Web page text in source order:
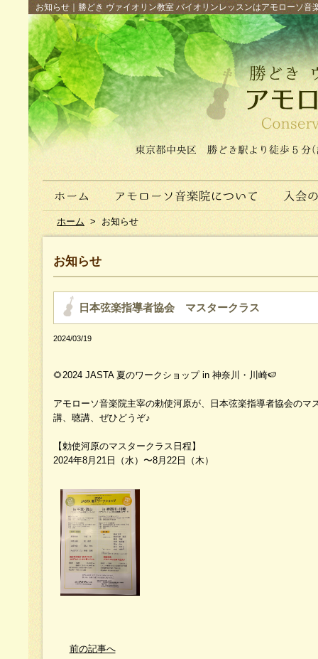
お知らせ｜勝どき ヴァイオリン教室 バイオリンレッスンはアモローソ
ホーム > お知らせ
お知らせ
日本弦楽指導者協会 マスタークラス
2024/03/19
🌻2024 JASTA 夏のワークショップ in 神奈川・川崎🍉
アモローソ音楽院主宰の勅使河原が、日本弦楽指導者協会のマ
講、聴講、ぜひどうぞ♪
【勅使河原のマスタークラス日程】
2024年8月21日（水）〜8月22日（木）
前の記事へ